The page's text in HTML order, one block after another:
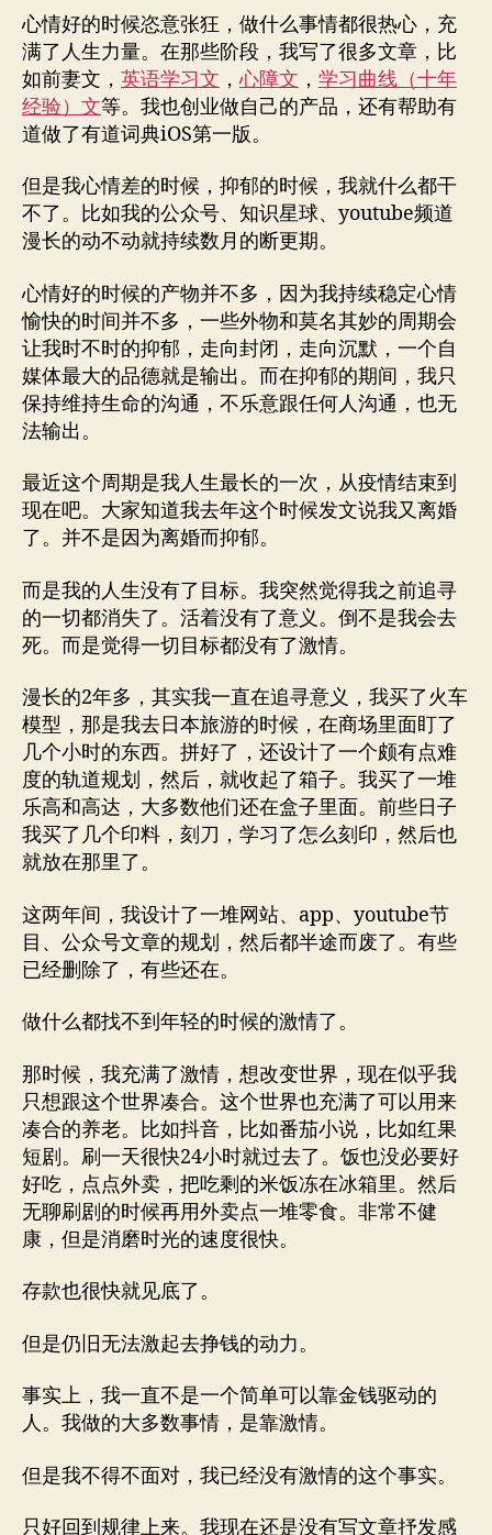
力
过
好
我
们
生
心情好的时候恣意张狂，做什么事情都很热心，充
满了人生力量。在那些阶段，我写了很多文章，比
如前妻文， 英语学习文 ，心障文 ， 学习曲线（十年
经验）文等。我也创业做自己的产品，还有帮助有
道做了有道词典iOS第一版。
但是我心情差的时候，抑郁的时候，我就什么都干
不了。比如我的公众号、知识星球、youtube频道
漫长的动不动就持续数月的断更期。
心情好的时候的产物并不多，因为我持续稳定心情
愉快的时间并不多，一些外物和莫名其妙的周期会
让我时不时的抑郁，走向封闭，走向沉默，一个自
媒体最大的品德就是输出。而在抑郁的期间，我只
保持维持生命的沟通，不乐意跟任何人沟通，也无
法输出。
最近这个周期是我人生最长的一次，从疫情结束到
现在吧。大家知道我去年这个时候发文说我又离婚
了。并不是因为离婚而抑郁。
而是我的人生没有了目标。我突然觉得我之前追寻
的一切都消失了。活着没有了意义。倒不是我会去
死。而是觉得一切目标都没有了激情。
漫长的2年多，其实我一直在追寻意义，我买了火车
模型，那是我去日本旅游的时候，在商场里面盯了
几个小时的东西。拼好了，还设计了一个颇有点难
度的轨道规划，然后，就收起了箱子。我买了一堆
乐高和高达，大多数他们还在盒子里面。前些日子
我买了几个印料，刻刀，学习了怎么刻印，然后也
就放在那里了。
这两年间，我设计了一堆网站、app、youtube节
目、公众号文章的规划，然后都半途而废了。有些
已经删除了，有些还在。
做什么都找不到年轻的时候的激情了。
那时候，我充满了激情，想改变世界，现在似乎我
只想跟这个世界凑合。这个世界也充满了可以用来
凑合的养老。比如抖音，比如番茄小说，比如红果
短剧。刷一天很快24小时就过去了。饭也没必要好
好吃，点点外卖，把吃剩的米饭冻在冰箱里。然后
无聊刷剧的时候再用外卖点一堆零食。非常不健
康，但是消磨时光的速度很快。
存款也很快就见底了。
但是仍旧无法激起去挣钱的动力。
事实上，我一直不是一个简单可以靠金钱驱动的
人。我做的大多数事情，是靠激情。
但是我不得不面对，我已经没有激情的这个事实。
只好回到规律上来。我现在还是没有写文章抒发感